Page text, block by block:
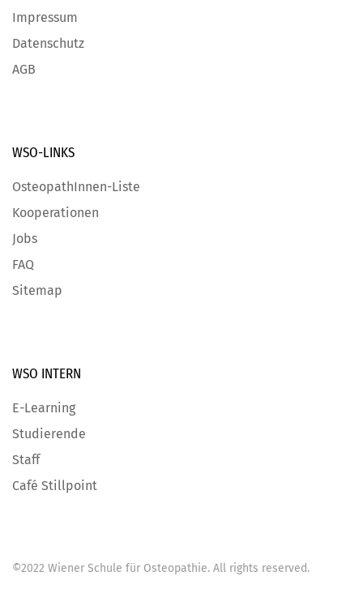
Impressum
Datenschutz
AGB
WSO-LINKS
OsteopathInnen-Liste
Kooperationen
Jobs
FAQ
Sitemap
WSO INTERN
E-Learning
Studierende
Staff
Café Stillpoint
©2022 Wiener Schule für Osteopathie. All rights reserved.